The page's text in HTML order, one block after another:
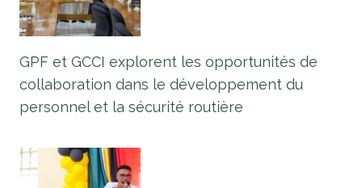
GPF et GCCI explorent les opportunités de
collaboration dans le développement du
personnel et la sécurité routière